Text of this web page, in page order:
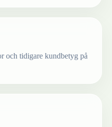
och tidigare kundbetyg på